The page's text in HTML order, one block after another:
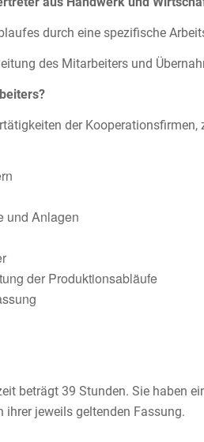
durch eine spezifische
des Mitarbeiters und
der Kooperationsfirmen,
und Anlagen
der Produktionsabläufe
beträgt 39 Stunden. Sie haben
ihrer jeweils geltenden Fassung.